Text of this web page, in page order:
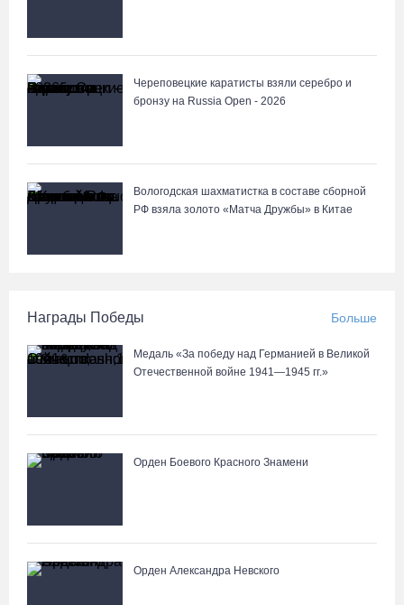
Череповецкие каратисты взяли серебро и
бронзу на Russia Open - 2026
Вологодская шахматистка в составе сборной
РФ взяла золото «Матча Дружбы» в Китае
Награды Победы Больше
Медаль «За победу над Германией в Великой
Отечественной войне 1941—1945 гг.»
Орден Боевого Красного Знамени
Орден Александра Невского